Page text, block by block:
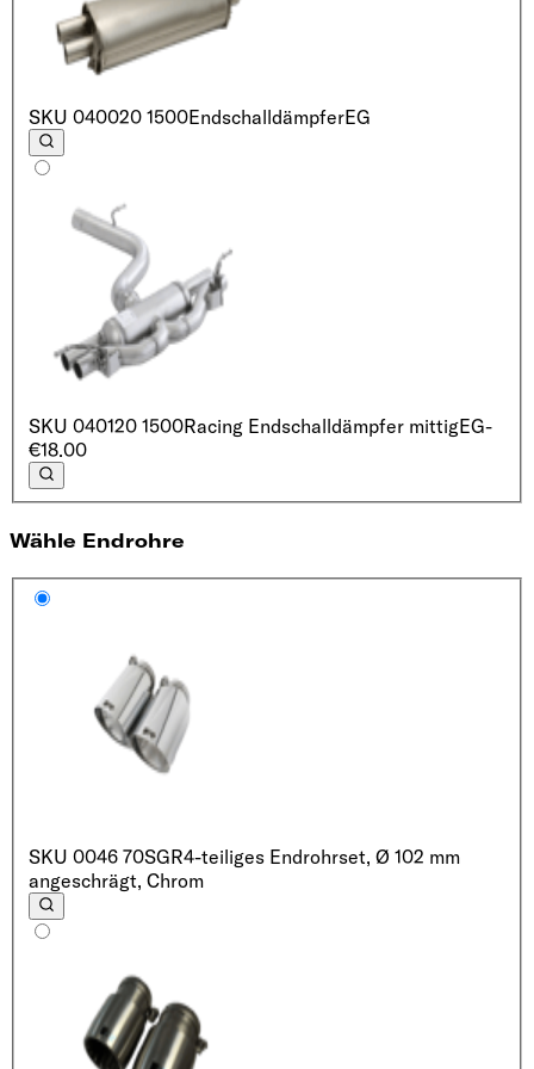
SKU 040020 1500EndschalldämpferEG
SKU 040120 1500Racing Endschalldämpfer mittigEG-
€18.00
Wähle Endrohre
SKU 0046 70SGR4-teiliges Endrohrset, Ø 102 mm
angeschrägt, Chrom